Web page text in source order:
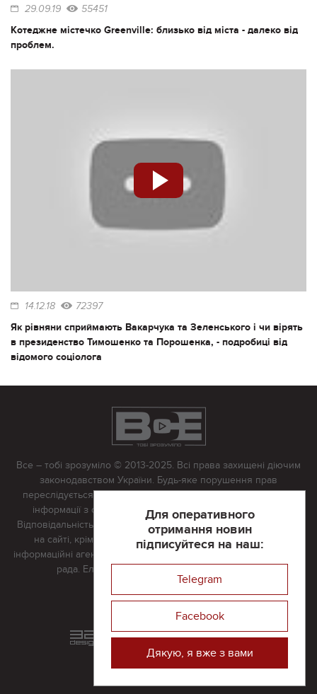
29.09.19 55451
Котеджне містечко Greenville: близько від міста - далеко від
проблем.
14.12.18 72397
Як рівняни сприймають Вакарчука та Зеленського і чи вірять
в президенство Тимошенко та Порошенка, - подробиці від
відомого соціолога
Для оперативного
отримання новин
підписуйтеся на наш:
Telegram
Facebook
Дякую, я вже з вами
Все – тобі зрозуміло © 2013-2025. Всі права захищені діючим
законодавством України. Будь-яке порушення прав
переслідується в судовому порядку. Будь-яке відтворення
інформації з сайту тільки з письмово дозволу редакції.
Відповідальність за достовірність усіх матеріалів, розміщених
на сайті, крім матеріалів, які містять посилання на інші
інформаційні агентства або інтернет-видання, несе редакційна
рада. Електронна пошта:
Реклама на сайті
Розроблений та підтримується